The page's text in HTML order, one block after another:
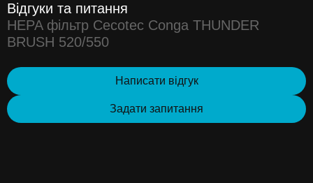
Відгуки та питання
HEPA фільтр Cecotec Conga THUNDER
BRUSH 520/550
Написати відгук
Задати запитання